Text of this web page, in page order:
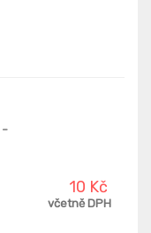
-
10 Kč
včetně DPH